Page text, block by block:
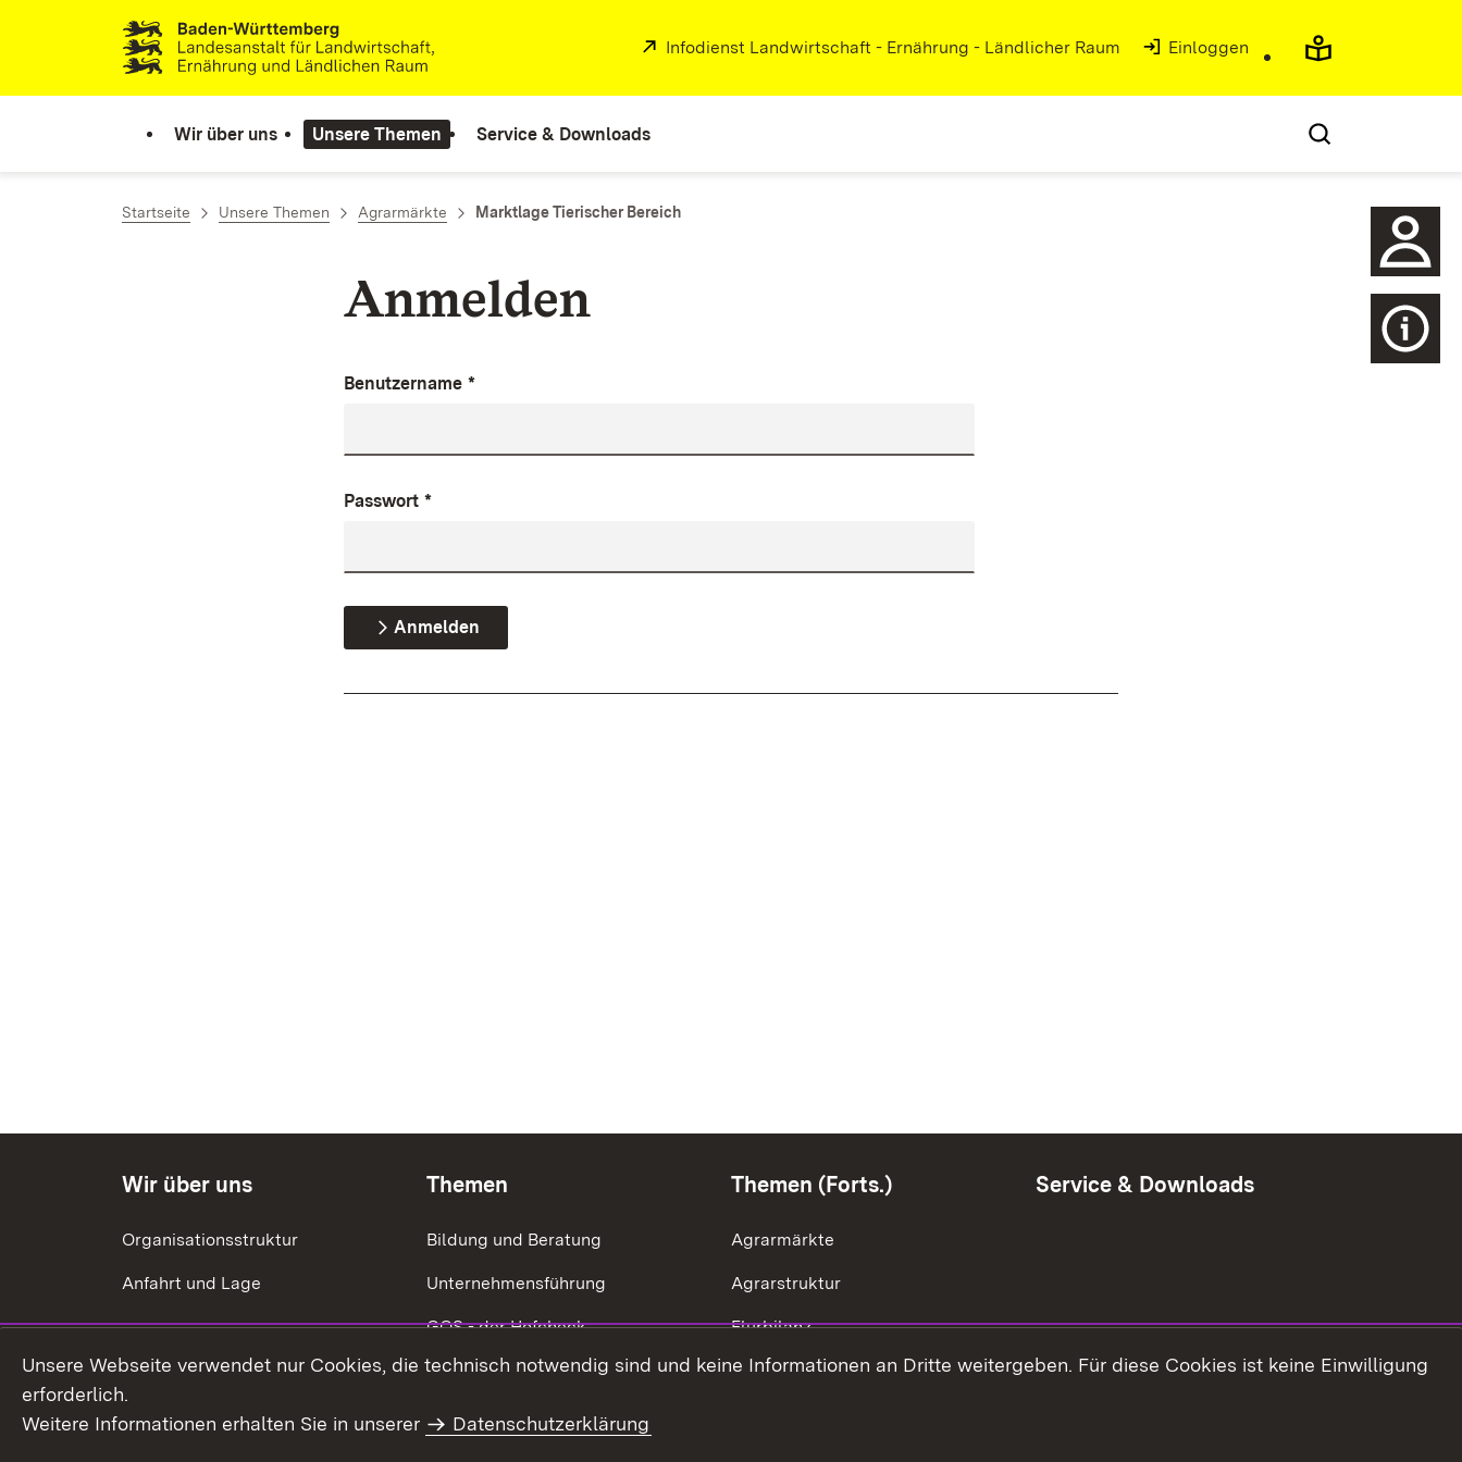
Zum Inhalt springen
Link zur Startseite
Extern:
Infodienst Landwirtschaft - Ernährung - Ländlicher Raum (Öffnet in neuem Fenster)
Einloggen
Wir über uns Unsere Themen Service & Downloads
Startseite Unsere Themen Agrarmärkte Marktlage Tierischer Bereich
Anmelden
Benutzername *
Passwort *
Anmelden
Wir über uns
Organisationsstruktur
Anfahrt und Lage
Themen
Bildung und Beratung
Unternehmensführung
GQS - der Hofcheck
Ökonomik der Betriebszweige
Energieeffizienz
Themen (Forts.)
Agrarmärkte
Agrarstruktur
Flurbilanz
Kulturlandschaft
Service & Downloads
Unsere Webseite verwendet nur Cookies, die technisch notwendig sind und keine Informationen an Dritte weitergeben. Für diese Cookies ist keine Einwilligung
erforderlich.
Weitere Informationen erhalten Sie in unserer
Datenschutzerklärung